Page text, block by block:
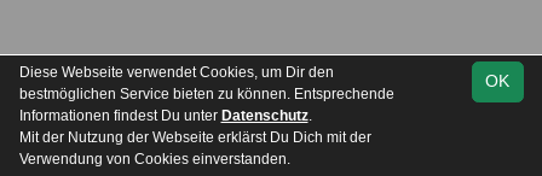
OK
Diese Webseite verwendet Cookies, um Dir den
bestmöglichen Service bieten zu können. Entsprechende
Informationen findest Du unter Datenschutz.
Mit der Nutzung der Webseite erklärst Du Dich mit der
Verwendung von Cookies einverstanden.